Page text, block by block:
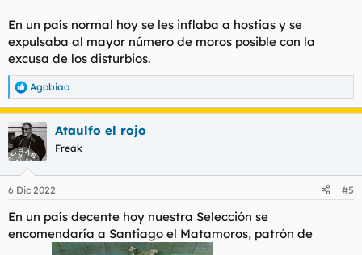
En un país normal hoy se les inflaba a hostias y se
expulsaba al mayor número de moros posible con la
excusa de los disturbios.
R
e
a
c
c
i
e
:
Agobiao
Ataulfo el rojo
Freak
6 Dic 2022 #5
En un país decente hoy nuestra Selección se
encomendaría a Santiago el Matamoros, patrón de